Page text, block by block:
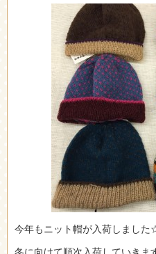
今年もニット帽が入荷しました